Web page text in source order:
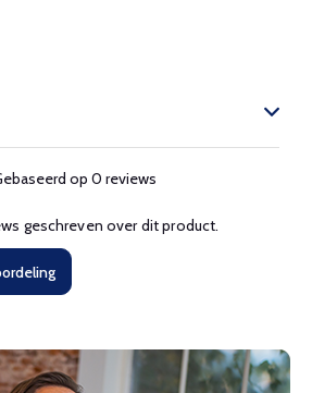
op 0 reviews
geschreven over dit product.